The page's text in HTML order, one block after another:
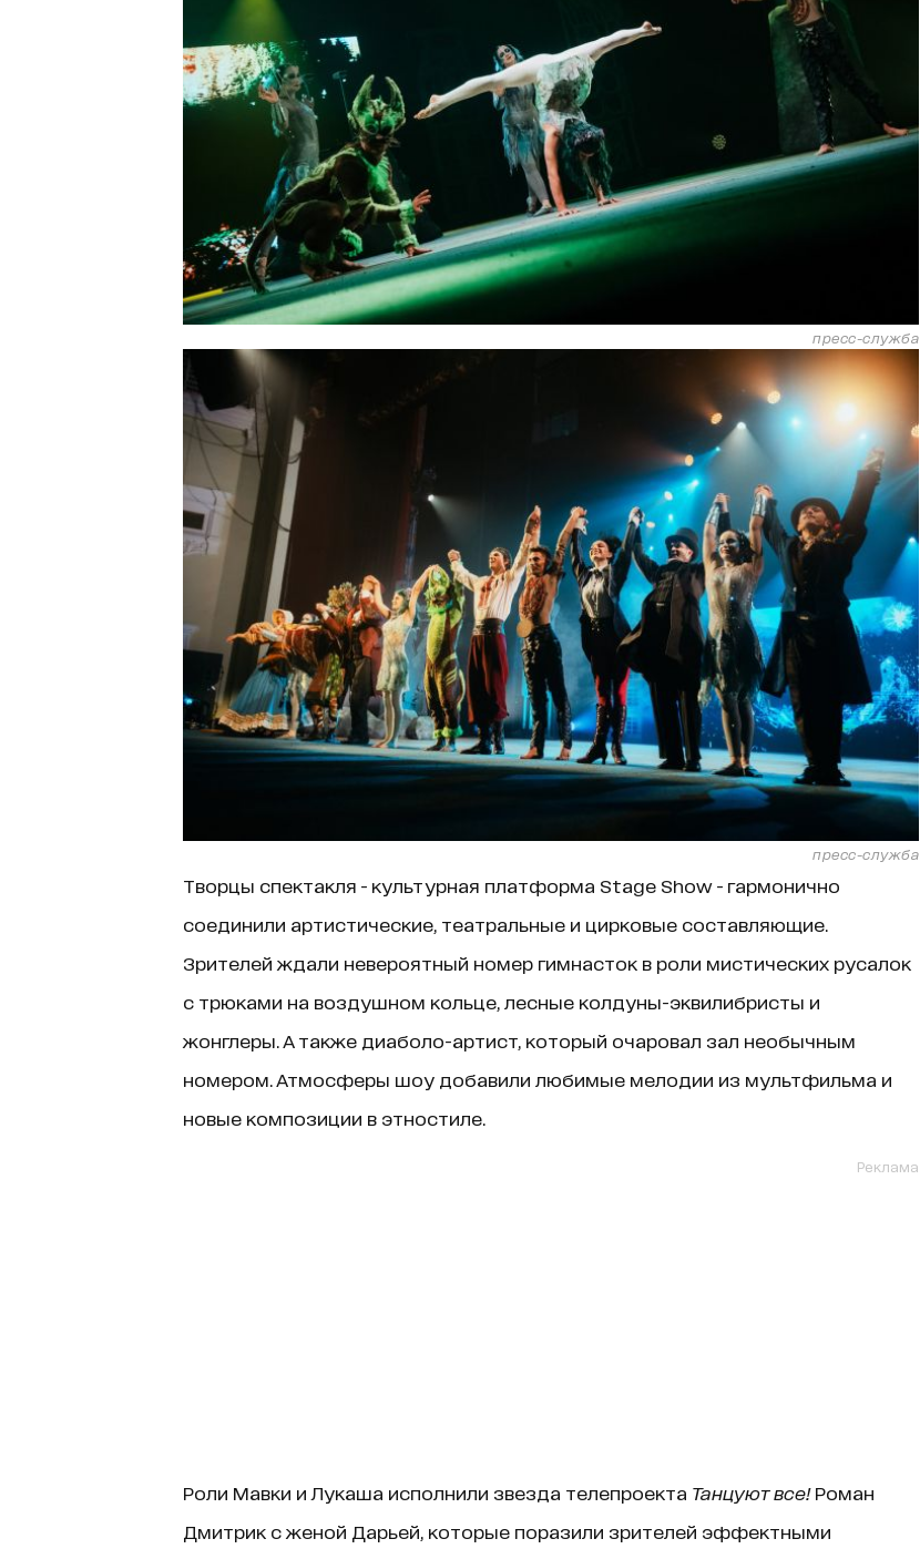
пресс-служба
пресс-служба
Творцы спектакля - культурная платформа Stage Show - гармонично
соединили артистические, театральные и цирковые составляющие.
Зрителей ждали невероятный номер гимнасток в роли мистических русалок
с трюками на воздушном кольце, лесные колдуны-эквилибристы и
жонглеры. А также диаболо-артист, который очаровал зал необычным
номером. Атмосферы шоу добавили любимые мелодии из мультфильма и
новые композиции в этностиле.
Реклама
Роли Мавки и Лукаша исполнили звезда телепроекта Танцуют все! Роман
Дмитрик с женой Дарьей, которые поразили зрителей эффектными